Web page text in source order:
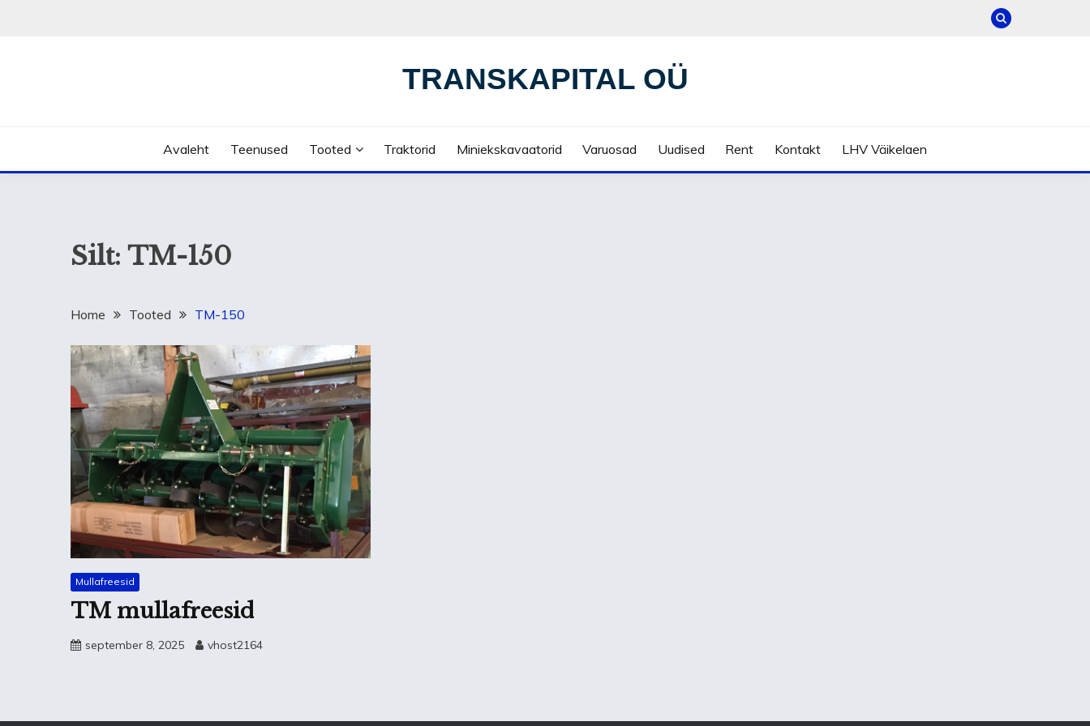
TRANSKAPITAL OÜ
Avaleht Teenused Tooted Traktorid Miniekskavaatorid Varuosad Uudised Rent Kontakt LHV Väikelaen
Silt: TM-150
Home Tooted TM-150
Mullafreesid
TM mullafreesid
september 8, 2025 vhost2164